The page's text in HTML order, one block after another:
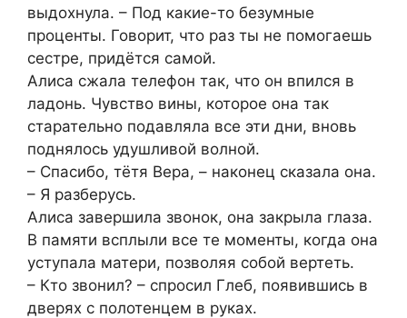
выдохнула. – Под какие-то безумные
проценты. Говорит, что раз ты не помогаешь
сестре, придётся самой.
Алиса сжала телефон так, что он впился в
ладонь. Чувство вины, которое она так
старательно подавляла все эти дни, вновь
поднялось удушливой волной.
– Спасибо, тётя Вера, – наконец сказала она.
– Я разберусь.
Алиса завершила звонок, она закрыла глаза.
В памяти всплыли все те моменты, когда она
уступала матери, позволяя собой вертеть.
– Кто звонил? – спросил Глеб, появившись в
дверях с полотенцем в руках.